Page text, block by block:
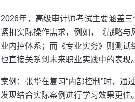
2026年，高级审计师考试主要涵盖
紧扣实际操作需求，例如，《战略
业内控体系；而《专业实务》则测试
也直接关系到未来职业实践中的表现。
案例：张华在复习“内部控制”时，
发现结合实际案例进行学习效果更佳。